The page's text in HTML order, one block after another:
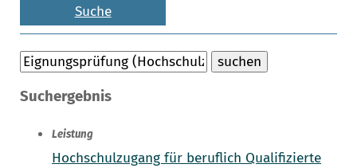
Suche
Suchergebnis
Leistung
Hochschulzugang für beruflich Qualifizierte